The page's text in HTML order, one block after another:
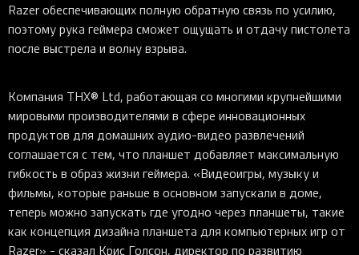
Razer обеспечивающих полную обратную связь по усилию,
поэтому рука геймера сможет ощущать и отдачу пистолета
после выстрела и волну взрыва.
Компания THX® Ltd, работающая со многими крупнейшими
мировыми производителями в сфере инновационных
продуктов для домашних аудио-видео развлечений
соглашается с тем, что планшет добавляет максимальную
гибкость в образ жизни геймера. «Видеоигры, музыку и
фильмы, которые раньше в основном запускали в доме,
теперь можно запускать где угодно через планшеты, такие
как концепция дизайна планшета для компьютерных игр от
Razer» - сказал Крис Голсон, директор по развитию